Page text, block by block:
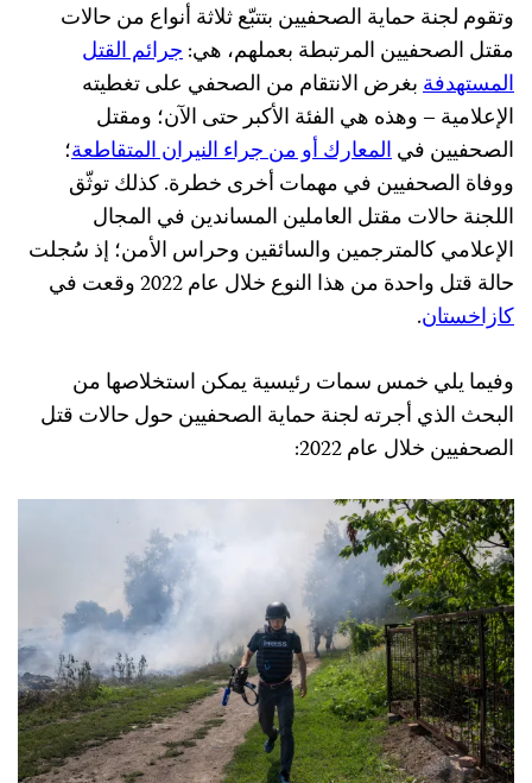
وتقوم لجنة حماية الصحفيين بتتبّع ثلاثة أنواع من حالات
مقتل الصحفيين المرتبطة بعملهم، هي:جرائم القتل
المستهدفةبغرض الانتقام من الصحفي على تغطيته
الإعلامية – وهذه هي الفئة الأكبر حتى الآن؛ ومقتل
الصحفيين فيالمعارك أو من جراء النيران المتقاطعة؛
ووفاة الصحفيين في مهمات أخرى خطرة. كذلك توثّق
اللجنة حالات مقتل العاملين المساندين في المجال
الإعلامي كالمترجمين والسائقين وحراس الأمن؛ إذ سُجلت
حالة قتل واحدة من هذا النوع خلال عام 2022 وقعت في
كازاخستان.
وفيما يلي خمس سمات رئيسية يمكن استخلاصها من
البحث الذي أجرته لجنة حماية الصحفيين حول حالات قتل
الصحفيين خلال عام 2022: